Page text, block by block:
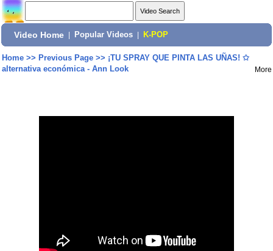
Video Home Popular Videos K-POP
Home>> Previous Page>> ¡TU SPRAY QUE PINTA LAS UÑAS! ✩
alternativa económica - Ann Look
More